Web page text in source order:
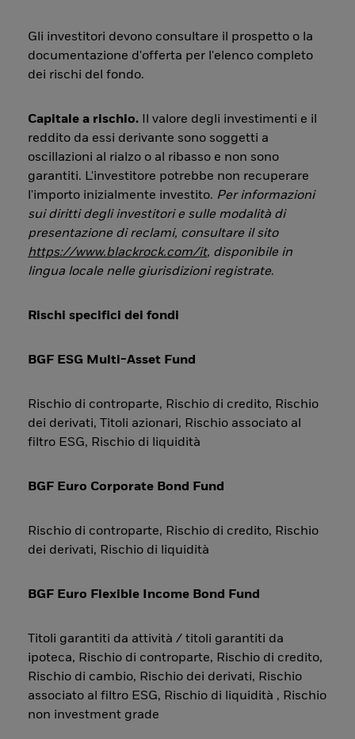
Gli investitori devono consultare il prospetto o la
documentazione d'offerta per l'elenco completo
dei rischi del fondo.
Capitale a rischio. Il valore degli investimenti e il
reddito da essi derivante sono soggetti a
oscillazioni al rialzo o al ribasso e non sono
garantiti. L'investitore potrebbe non recuperare
l'importo inizialmente investito. Per informazioni
sui diritti degli investitori e sulle modalità di
presentazione di reclami, consultare il sito
https://www.blackrock.com/it, disponibile in
lingua locale nelle giurisdizioni registrate.
Rischi specifici dei fondi
BGF ESG Multi-Asset Fund
Rischio di controparte, Rischio di credito, Rischio
dei derivati, Titoli azionari, Rischio associato al
filtro ESG, Rischio di liquidità
BGF Euro Corporate Bond Fund
Rischio di controparte, Rischio di credito, Rischio
dei derivati, Rischio di liquidità
BGF Euro Flexible Income Bond Fund
Titoli garantiti da attività / titoli garantiti da
ipoteca, Rischio di controparte, Rischio di credito,
Rischio di cambio, Rischio dei derivati, Rischio
associato al filtro ESG, Rischio di liquidità , Rischio
non investment grade